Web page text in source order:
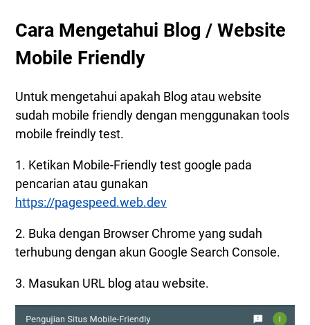
Cara Mengetahui Blog / Website
Mobile Friendly
Untuk mengetahui apakah Blog atau website
sudah mobile friendly dengan menggunakan tools
mobile freindly test.
1. Ketikan Mobile-Friendly test google pada
pencarian atau gunakan
https://pagespeed.web.dev
2. Buka dengan Browser Chrome yang sudah
terhubung dengan akun Google Search Console.
3. Masukan URL blog atau website.